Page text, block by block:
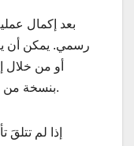
بعد إكمال
رسمي. يمكن أن
أو من خلال
بنسخة من هذا التأكيد كدليل على إلغاء الاشتراك.
إذا لم